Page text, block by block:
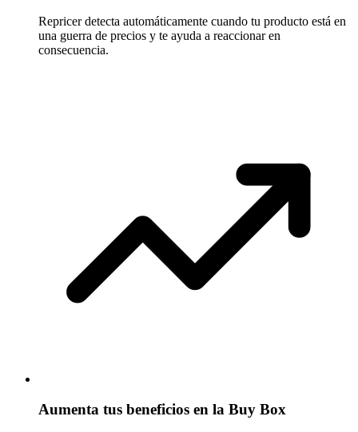
Repricer detecta automáticamente cuando tu producto está en
una guerra de precios y te ayuda a reaccionar en
consecuencia.
Aumenta tus beneficios en la Buy Box